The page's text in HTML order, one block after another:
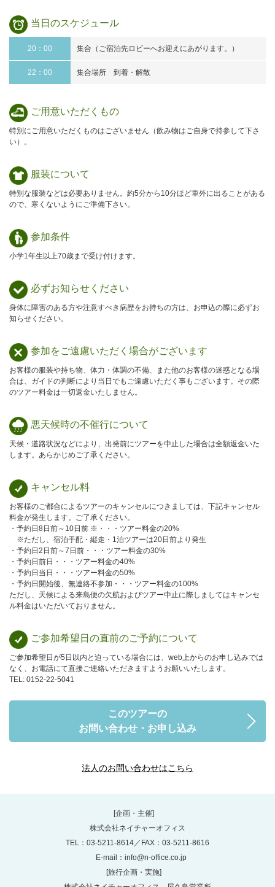
当日のスケジュール
20：00 集合（ご宿泊先ロビーへお迎えにあがります。）
22：00 集合場所 到着・解散
ご用意いただくもの
特別にご用意いただくものはございません（飲み物はご自身で持参して下さ
い）。
服装について
特別な服装などは必要ありません。約5分から10分ほど車外に出ることがある
ので、寒くないようにご準備下さい。
参加条件
小学1年生以上70歳まで受け付けます。
必ずお知らせ ください
身体に障害のある方や注意すべき病歴をお持ちの方は、お申込の際に必ずお
知らせください。
参加をご遠慮いただく場合がございます
お客様の服装や持ち物、体力・体調の不備、また他のお客様の迷惑となる場
合は、ガイドの判断により当日でもご遠慮いただく事もございます。その際
のツアー料金は一切返金いたしません。
悪天候時の不催行について
天候・道路状況などにより、出発前にツアーを中止した場合は全額返金いた
します。あらかじめご了承ください。
キャンセル料
お客様のご都合によるツアーのキャンセルにつきましては、下記キャンセル
料金が発生します。ご了承ください。
・予約日8日前～10日前 ※・・・ツアー料金の20%
※ただし、宿泊手配・縦走・1泊ツアーは20日前より発生
・予約日2日前～7日前・・・ツアー料金の30%
・予約日前日・・・ツアー料金の40%
・予約日当日・・・ツアー料金の50%
・予約日開始後、無連絡不参加・・・ツアー料金の100%
ただし、天候による来島便の欠航およびツアー中止に際しましてはキャンセ
ル料金はいただいておりません。
ご参加希望日の直前のご予約について
ご参加希望日が5日以内と迫っている場合には、web上からのお申し込みでは
なく、お電話にて直接ご連絡いただきますようお願いいたします。
TEL: 0152-22-5041
このツアーの
お問い合わせ・お申し込み
法人のお問い合わせはこちら
[企画・主催]
株式会社ネイチャーオフィス
TEL：03-5211-8614／FAX：03-5211-8616
E-mail： info@n-office.co.jp
[旅行企画・実施]